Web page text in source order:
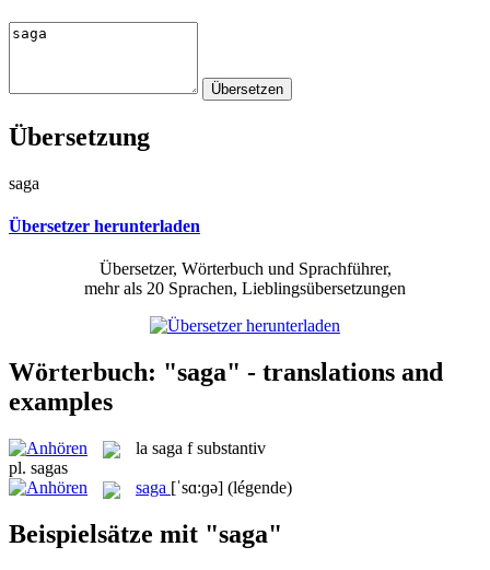
Übersetzung
saga
Übersetzer herunterladen
Übersetzer, Wörterbuch und Sprachführer,
mehr als 20 Sprachen, Lieblingsübersetzungen
Wörterbuch: "saga" - translations and
examples
la saga f substantiv
pl. sagas
saga [ˈsɑ:ɡə] (légende)
Beispielsätze mit "saga"